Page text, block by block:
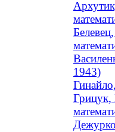
1943)
Грицук,